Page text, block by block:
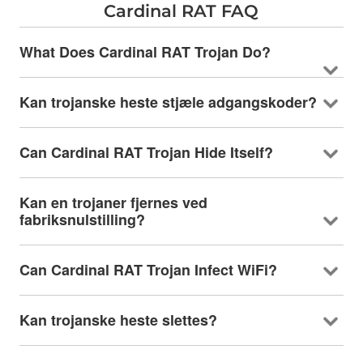
Cardinal RAT FAQ
What Does Cardinal RAT Trojan Do?
Kan trojanske heste stjæle adgangskoder?
Can Cardinal RAT Trojan Hide Itself?
Kan en trojaner fjernes ved
fabriksnulstilling?
Can Cardinal RAT Trojan Infect WiFi?
Kan trojanske heste slettes?